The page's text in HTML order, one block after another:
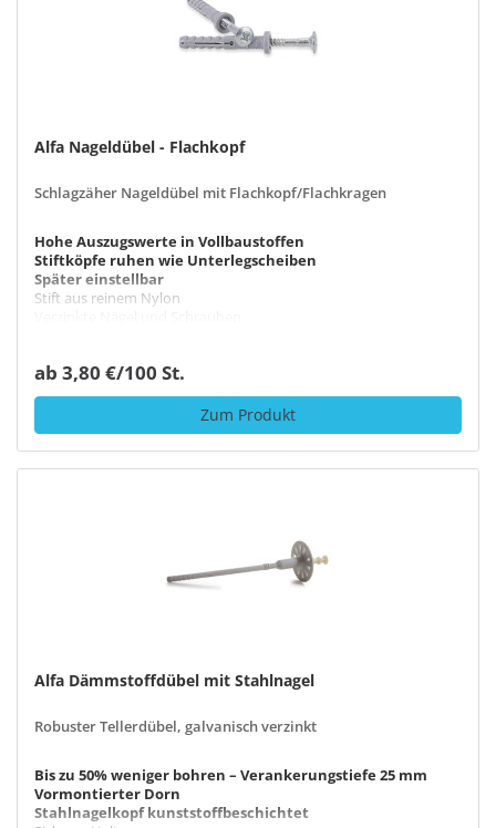
Alfa Nageldübel - Flachkopf
Schlagzäher Nageldübel mit Flachkopf/Flachkragen
Hohe Auszugswerte in Vollbaustoffen
Stiftköpfe ruhen wie Unterlegscheiben
Später einstellbar
Stift aus reinem Nylon
ab 3,80 €/100 St.
Zum Produkt
Alfa Dämmstoffdübel mit Stahlnagel
Robuster Tellerdübel, galvanisch verzinkt
Bis zu 50% weniger bohren – Verankerungstiefe 25 mm
Vormontierter Dorn
Stahlnagelkopf kunststoffbeschichtet